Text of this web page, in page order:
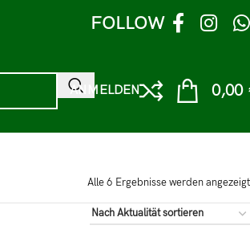
FOLLOW
ANMELDEN 0,00
Alle 6 Ergebnisse werden angezeigt